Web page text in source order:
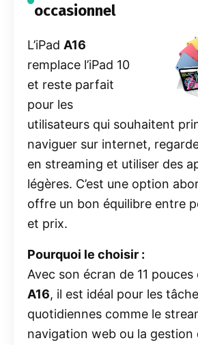
occasionnel
L’iPad A16
remplace l’iPad 10
et reste parfait
pour les
utilisateurs qui souhaitent
naviguer sur internet,
en streaming et utiliser des
légères. C’est une option
offre un bon équilibre entre
et prix.
Pourquoi le choisir :
Avec son écran de 11
A16, il est idéal pour les
quotidiennes comme le
navigation web ou la gestion